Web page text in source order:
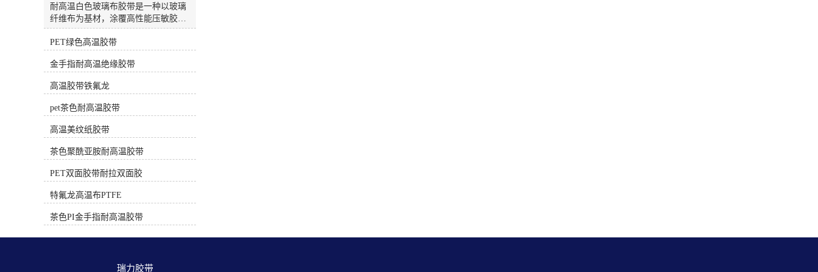
高温，正确使用不留胶）PET绿色/白
色高温胶带材质：绿色或白色聚酯薄
膜。耐温性：约 130°C - 180°C。特
点：绝缘性好，有一定韧性。电子电
带）采用耐高温胶水，在额定温度和
时间下使用后撕除，一般不留残胶。
常用于电路板遮蔽、线圈绝缘、较温
和的焊接保护。三、 遮蔽保护专用
（中低温，专用配方）耐高温美纹纸
胶带材质：皱纹纸+特殊耐高温胶
水。耐温性：根据等级不同，80°C -
220°C 不等。特点：专为喷涂、烤
高温美纹纸胶带（如汽车喷涂级） 在
明）内使用，撕下后不应留残胶。时
间过长或超温使用会导致残胶。应
用：汽车喷漆、家具烤漆、玻璃/陶瓷
喷涂分色。选择与使用核心建议明确
耐高温白色玻璃布胶带是一种以玻璃
纤维布为基材，涂覆高性能压敏胶
（通常为硅胶）的特种胶带。因其出
色的耐热性、绝缘性和机械强度，被
高端工业领域。🔥 核心特性这类胶带
的核心优势在于能承受远超普通胶带
的高温，并提供卓越的物理保护。卓
越的耐温性：这是其较核心的特性。
多数产品可长期耐受200℃的高温，
短期甚至可承受260℃的极端温度。
部分高性能型号，如3M™ 361，能耐
受高达450°F（约232℃） 的温度，间
高。优异的机械强度：玻璃纤维布基
材提供了极高的抗拉强度和耐撕裂
性。例如，日东P-212的抗拉强度可达
323 N/10mm，能有效抵抗磨损和物理
损伤。可靠的电气绝缘性：作为H级
耐热绝缘材料，它具备良好的介电强
东ST-HG-T(R)的击穿电压可达4.5
PET绿色高温胶带
金手指耐高温绝缘胶带
高温胶带铁氟龙
pet茶色耐高温胶带
高温美纹纸胶带
茶色聚酰亚胺耐高温胶带
PET双面胶带耐拉双面胶
特氟龙高温布PTFE
茶色PI金手指耐高温胶带
瑞力胶带